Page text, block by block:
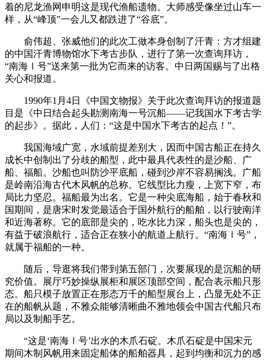
着的尼龙渔网申明这是现代渔船遗物。大师感受像坐过山车一
样，从“峰顶”一会儿又都跌进了“谷底”。
俞伟超、张威他们的此次工做本身创制了汗青：方才组建
的中国汗青博物馆水下考古步队，进行了第一次查询拜访，
“南海Ⅰ号”送来第一批为它而来的访客。中日两国赐与了出格
关心和报道。
1990年1月4日《中国文物报》关于此次查询拜访的报道题
目是《中日结合起头勘测南海一号沉船——记我国水下考古学
的起步》。据此，人们：“这是中国水下考古的起点！”。
我国海域广宽，水域前提差别大，因而中国古船正在持久
成长中创制出了分歧的船型，此中最具代表性的是沙船、广
船、福船。沙船也叫防沙平底船，碰到沙岸不容易搁浅。广船
是岭南沿海古代木风帆的总称。它线型比力瘦，上宽下窄，布
局比力坚忍。福船最为出名。它是一种尖底海船，始于春秋和
国期间，是唐宋时发觉最适合于国外航行的船舶，以行驶南洋
和近海著称。它的底部是尖的，吃水比力深，船头也是尖的，
有益于破浪航行，适合正在狭小的航道上航行。“南海Ⅰ号”，
就属于福船的一种。
随后，导逛将我们带到第五部门，次要展现的是沉船的研
究价值。展厅巧妙操纵展柜和展区顶部空间，配合表示船只形
态。船只模子放置正在形态万千的船型展台上，凸显无处不正
在的船帆从题，不雅众能够清晰曲不雅地领会中国古代船只布
局以及制船手艺。
“这是‘南海Ⅰ号’出水的木爪石碇。木爪石碇是中国宋元
期间木制风帆用来固定船体的船舶器具，起到均衡和沉力的感